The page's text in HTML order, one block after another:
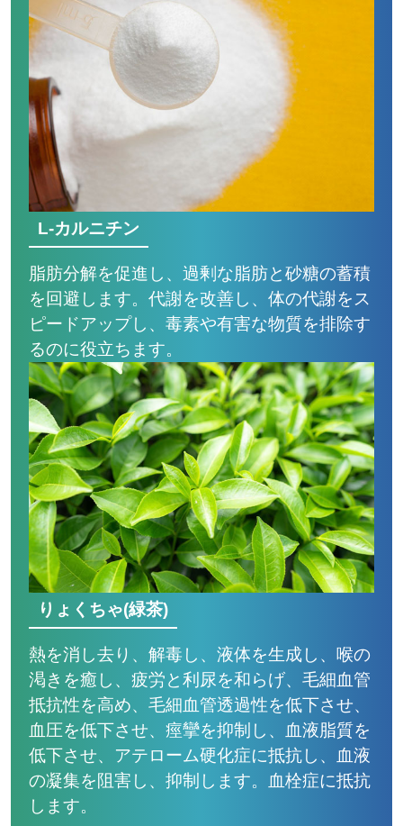
L-カルニチン
脂肪分解を促進し、過剰な脂肪と砂糖の蓄積
を回避します。代謝を改善し、体の代謝をス
ピードアップし、毒素や有害な物質を排除す
るのに役立ちます。
りょくちゃ(緑茶)
熱を消し去り、解毒し、液体を生成し、喉の
渇きを癒し、疲労と利尿を和らげ、毛細血管
抵抗性を高め、毛細血管透過性を低下させ、
血圧を低下させ、痙攣を抑制し、血液脂質を
低下させ、アテローム硬化症に抵抗し、血液
の凝集を阻害し、抑制します。血栓症に抵抗
します。